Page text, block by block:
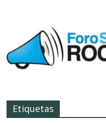
Etiquetas